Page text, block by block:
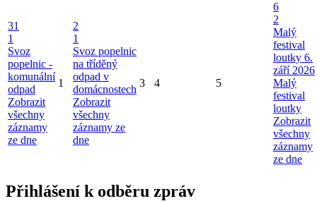
31
1
Svoz
popelnic -
komunální
odpad
Zobrazit
všechny
záznamy
ze dne
1
2
1
Svoz popelnic
na tříděný
odpad v
domácnostech
Zobrazit
všechny
záznamy ze
dne
3 4 5
6
2
Malý
festival
loutky 6.
září 2026
Malý
festival
loutky
Zobrazit
všechny
záznamy
ze dne
Přihlášení k odběru zpráv